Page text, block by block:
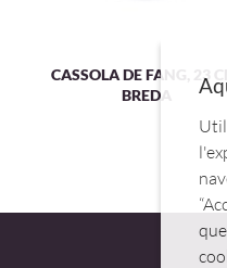
CASSOLA DE FANG, 23
BREDA